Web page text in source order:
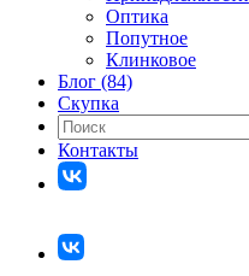
Оптика
Попутное
Клинковое
Блог (84)
Скупка
Контакты